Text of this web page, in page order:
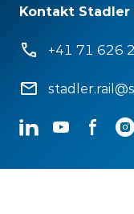
Kontakt Stadler
+41 71 626
LinkedInYouTube